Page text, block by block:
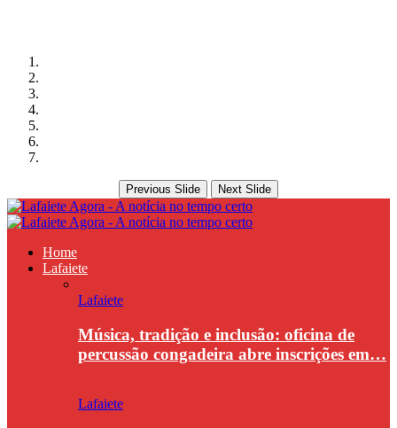
Previous Slide Next Slide
Home
Lafaiete
Lafaiete
Música, tradição e inclusão: oficina de
percussão congadeira abre inscrições em…
Lafaiete